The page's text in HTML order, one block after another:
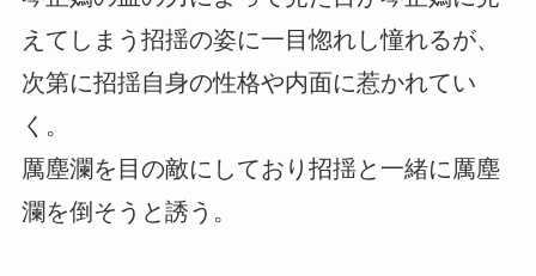
えてしまう招揺の姿に一目惚れし憧れるが、
次第に招揺自身の性格や内面に惹かれてい
く。
厲塵瀾を目の敵にしており招揺と一緒に厲塵
瀾を倒そうと誘う。